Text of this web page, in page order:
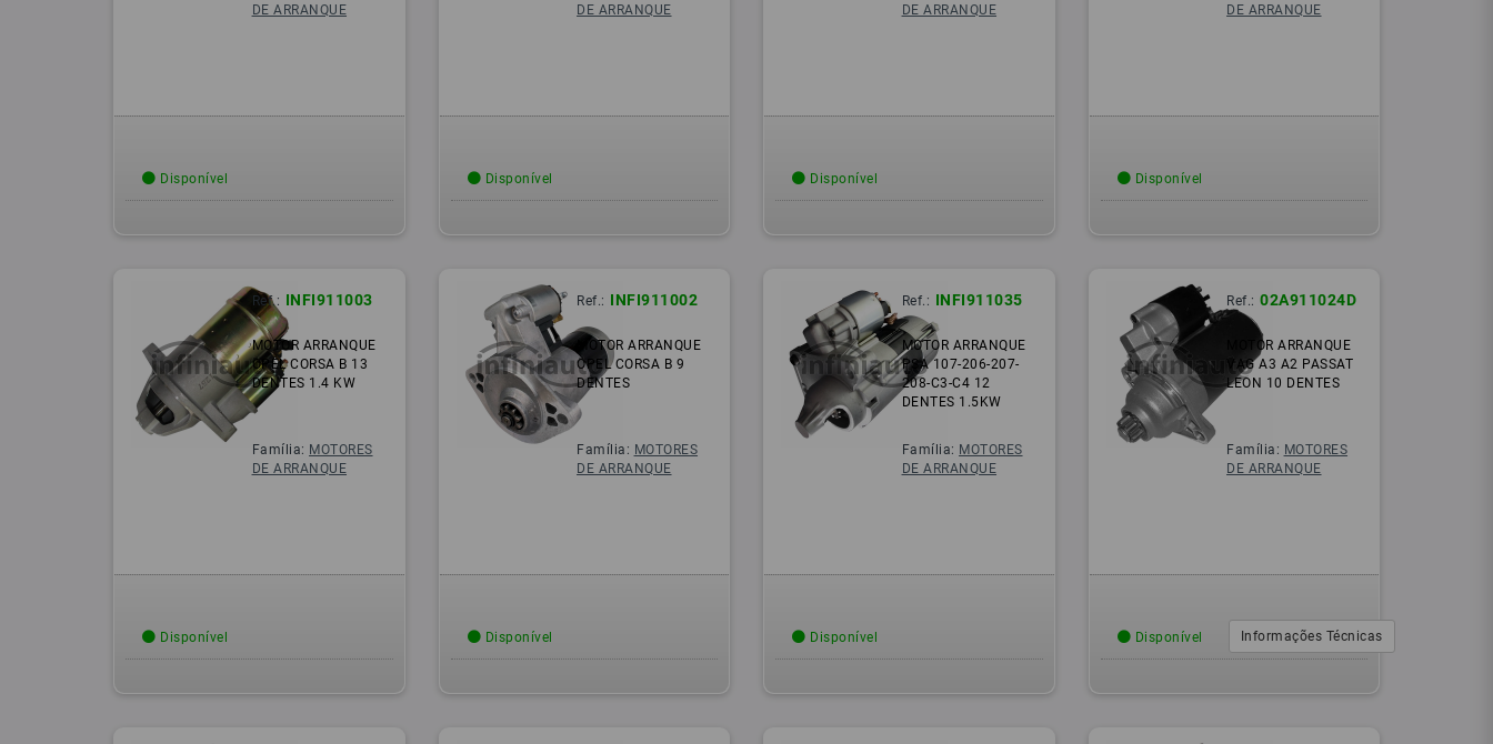
DE ARRANQUE
Disponível
DE ARRANQUE
Disponível
DE ARRANQUE
Disponível
DE ARRANQUE
Disponível
Ref.: INFI911003
MOTOR ARRANQUE
OPEL CORSA B 13
DENTES 1.4 KW
Família: MOTORES
DE ARRANQUE
Disponível
Ref.: INFI911002
MOTOR ARRANQUE
OPEL CORSA B 9
DENTES
Família: MOTORES
DE ARRANQUE
Disponível
Ref.: INFI911035
MOTOR ARRANQUE
PSA 107-206-207-
208-C3-C4 12
DENTES 1.5KW
Família: MOTORES
DE ARRANQUE
Disponível
Ref.: 02A911024D
MOTOR ARRANQUE
VAG A3 A2 PASSAT
LEON 10 DENTES
Família: MOTORES
DE ARRANQUE
Disponível Informações Técnicas